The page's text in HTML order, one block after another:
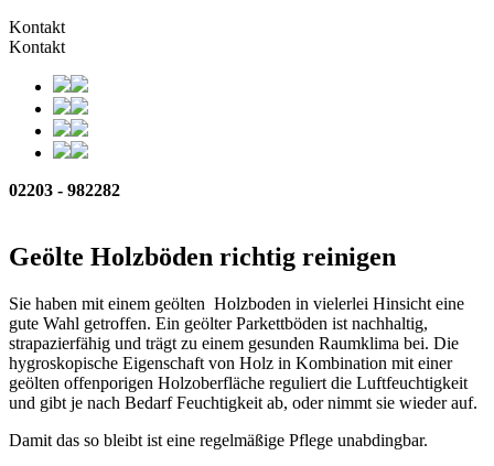
Kontakt
Kontakt
02203 - 982282
Geölte Holzböden richtig reinigen
Sie haben mit einem geölten Holzboden in vielerlei Hinsicht eine
gute Wahl getroffen. Ein geölter Parkettböden ist nachhaltig,
strapazierfähig und trägt zu einem gesunden Raumklima bei. Die
hygroskopische Eigenschaft von Holz in Kombination mit einer
geölten offenporigen Holzoberfläche reguliert die Luftfeuchtigkeit
und gibt je nach Bedarf Feuchtigkeit ab, oder nimmt sie wieder auf.
Damit das so bleibt ist eine regelmäßige Pflege unabdingbar.